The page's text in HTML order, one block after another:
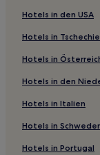
Bahnhof
Hotels nahe
Hotels nahe
Hotels nahe
Hotels nahe
Hotels in den USA
Hotels in
Hotels in
Hotels in den
Hotels in Italien
Hotels in
Hotels in Portugal